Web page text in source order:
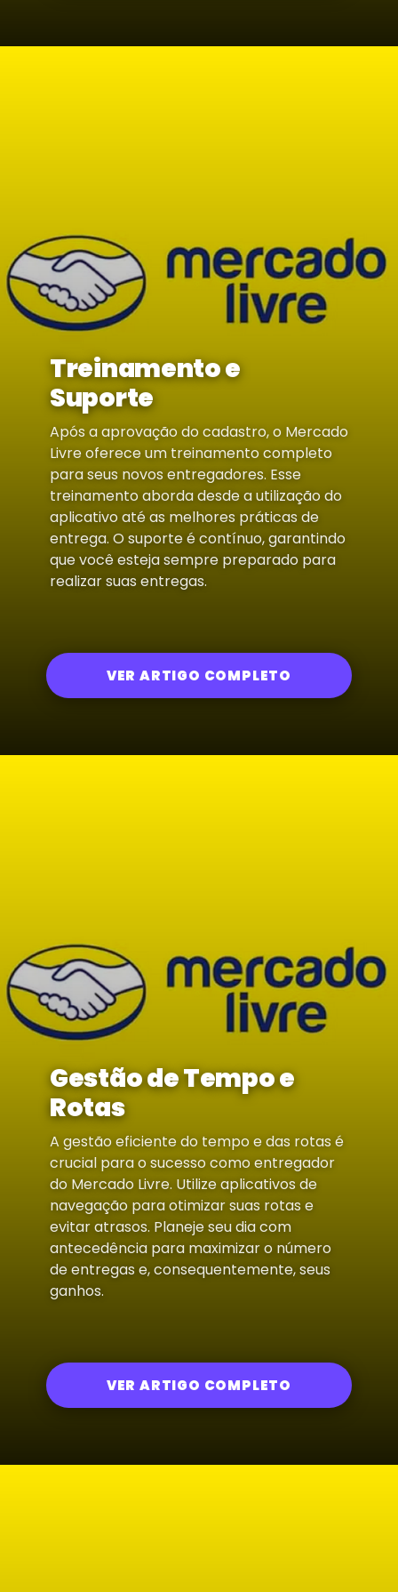
Treinamento e
Suporte
Após a aprovação do cadastro, o Mercado
Livre oferece um treinamento completo
para seus novos entregadores. Esse
treinamento aborda desde a utilização do
aplicativo até as melhores práticas de
entrega. O suporte é contínuo, garantindo
que você esteja sempre preparado para
realizar suas entregas.
VER ARTIGO COMPLETO
Gestão de Tempo e
Rotas
A gestão eficiente do tempo e das rotas é
crucial para o sucesso como entregador
do Mercado Livre. Utilize aplicativos de
navegação para otimizar suas rotas e
evitar atrasos. Planeje seu dia com
antecedência para maximizar o número
de entregas e, consequentemente, seus
ganhos.
VER ARTIGO COMPLETO